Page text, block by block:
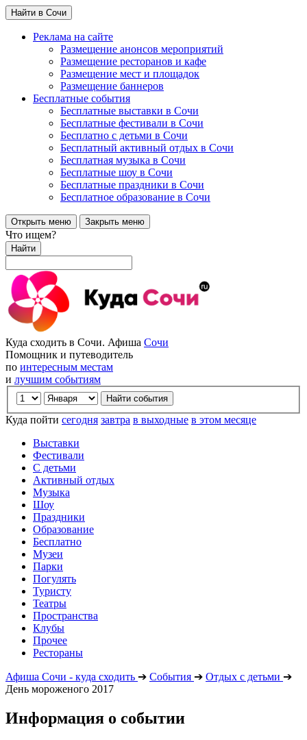
Найти в Сочи
Реклама на сайте
Размещение анонсов мероприятий
Размещение ресторанов и кафе
Размещение мест и площадок
Размещение баннеров
Бесплатные события
Бесплатные выставки в Сочи
Бесплатные фестивали в Сочи
Бесплатно с детьми в Сочи
Бесплатный активный отдых в Сочи
Бесплатная музыка в Сочи
Бесплатные шоу в Сочи
Бесплатные праздники в Сочи
Бесплатное образование в Сочи
Открыть меню Закрыть меню
Что ищем?
Найти
Куда сходить в Сочи. Афиша Сочи
Помощник и путеводитель
по интересным местам
и лучшим событиям
Куда пойти сегодня завтра в выходные в этом месяце
Выставки
Фестивали
С детьми
Активный отдых
Музыка
Шоу
Праздники
Образование
Бесплатно
Музеи
Парки
Погулять
Туристу
Театры
Пространства
Клубы
Прочее
Рестораны
Афиша Сочи - куда сходить ➔ События ➔ Отдых с детьми ➔
День мороженого 2017
Информация о событии